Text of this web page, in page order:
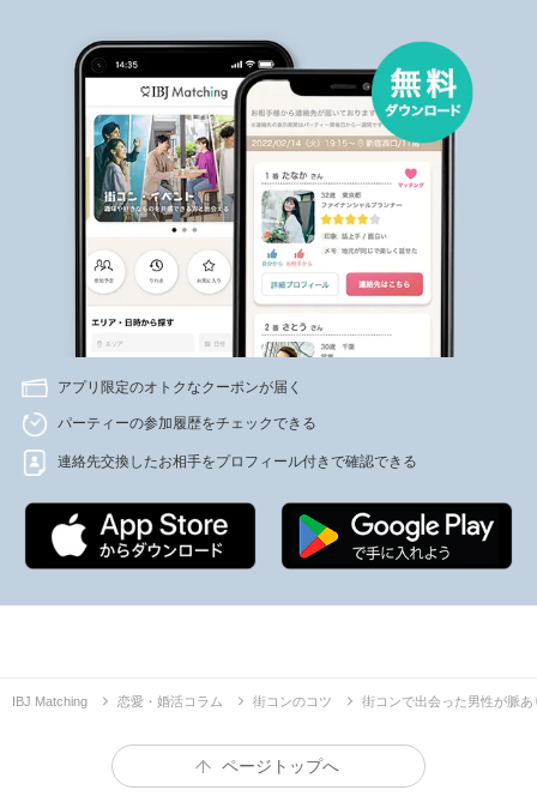
アプリ限定のオトクなクーポンが届く
パーティーの参加履歴をチェックできる
連絡先交換したお相手をプロフィール付きで確認できる
IBJ Matching 恋愛・婚活コラム 街コンのコツ 街コンで出会った男性が脈
ページトップへ